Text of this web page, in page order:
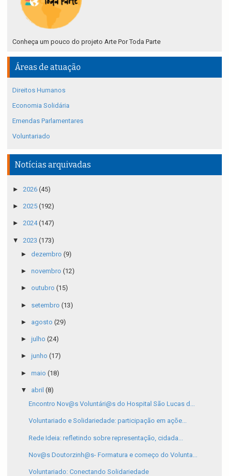
Conheça um pouco do projeto Arte Por Toda Parte
Áreas de atuação
Direitos Humanos
Economia Solidária
Emendas Parlamentares
Voluntariado
Notícias arquivadas
► 2026 (45)
► 2025 (192)
► 2024(147)
▼ 2023 (173)
► dezembro (9)
► novembro (12)
► outubro (15)
► setembro (13)
► agosto (29)
► julho (24)
► junho (17)
► maio (18)
▼ abril (8)
Encontro Nov@s Voluntári@s do Hospital São Lucas d...
Voluntariado e Solidariedade: participação em açõe...
Rede Ideia: refletindo sobre representação, cidada...
Nov@s Doutorzinh@s- Formatura e começo do Volunta...
Voluntariado: Conectando Solidariedade